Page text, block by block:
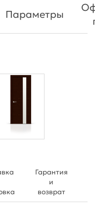
Параметры
Гарантия
и
возврат